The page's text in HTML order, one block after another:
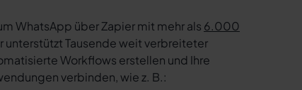
WhatsApp über Zapier mit mehr als 6.000
unterstützt Tausende weit verbreiteter
Workflows erstellen und Ihre
verbinden, wie z. B.: